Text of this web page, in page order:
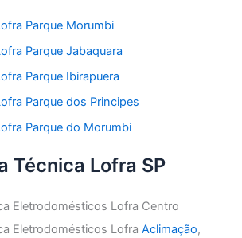
Parque Morumbi
Parque Jabaquara
Parque Ibirapuera
Parque dos Principes
Parque do Morumbi
Técnica Lofra SP
Eletrodomésticos Lofra Centro
Eletrodomésticos LofraAclimação,